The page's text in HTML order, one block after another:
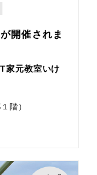
開催されま
家元教室いけ
階）